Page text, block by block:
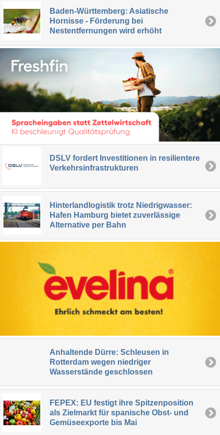
Baden-Württemberg: Asiatische
Hornisse - Förderung bei
Nestentfernungen wird erhöht
DSLV fordert Investitionen in resilientere
Verkehrsinfrastrukturen
Hinterlandlogistik trotz Niedrigwasser:
Hafen Hamburg bietet zuverlässige
Alternative per Bahn
Anhaltende Dürre: Schleusen in
Rotterdam wegen niedriger
Wasserstände geschlossen
FEPEX: EU festigt ihre Spitzenposition
als Zielmarkt für spanische Obst- und
Gemüseexporte bis Mai